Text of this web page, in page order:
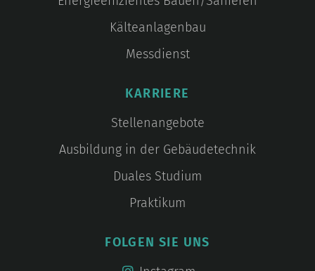
Kälteanlagenbau
Messdienst
KARRIERE
Stellenangebote
Ausbildung in der Gebäudetechnik
Duales Studium
Praktikum
FOLGEN SIE UNS